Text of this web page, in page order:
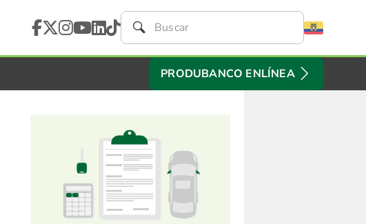
PRODUBANCO ENLÍNEA